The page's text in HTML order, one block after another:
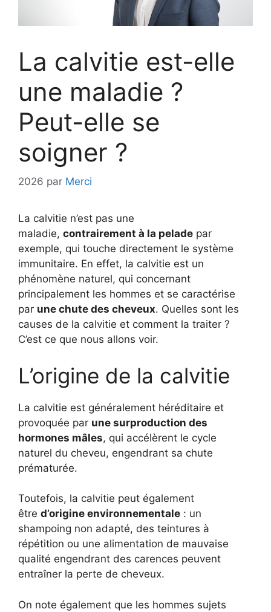
La calvitie est-elle
une maladie ?
Peut-elle se
soigner ?
2026 par Merci
La calvitie n’est pas une
maladie, contrairement à la pelade par
exemple, qui touche directement le système
immunitaire. En effet, la calvitie est un
phénomène naturel, qui concernant
principalement les hommes et se caractérise
par une chute des cheveux. Quelles sont les
causes de la calvitie et comment la traiter ?
C’est ce que nous allons voir.
L’origine de la calvitie
La calvitie est généralement héréditaire et
provoquée par une surproduction des
hormones mâles, qui accélèrent le cycle
naturel du cheveu, engendrant sa chute
prématurée.
Toutefois, la calvitie peut également
être d’origine environnementale : un
shampoing non adapté, des teintures à
répétition ou une alimentation de mauvaise
qualité engendrant des carences peuvent
entraîner la perte de cheveux.
On note également que les hommes sujets